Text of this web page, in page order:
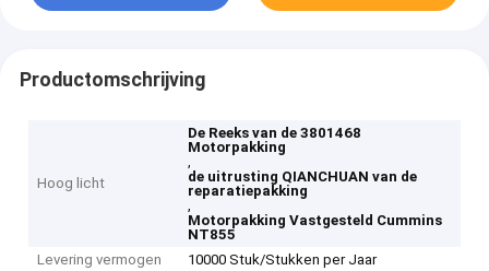
Productomschrijving
Hoog licht
De Reeks van de 3801468
Motorpakking
,
de uitrusting QIANCHUAN van de
reparatiepakking
,
Motorpakking Vastgesteld Cummins
NT855
Levering vermogen
10000 Stuk/Stukken per Jaar